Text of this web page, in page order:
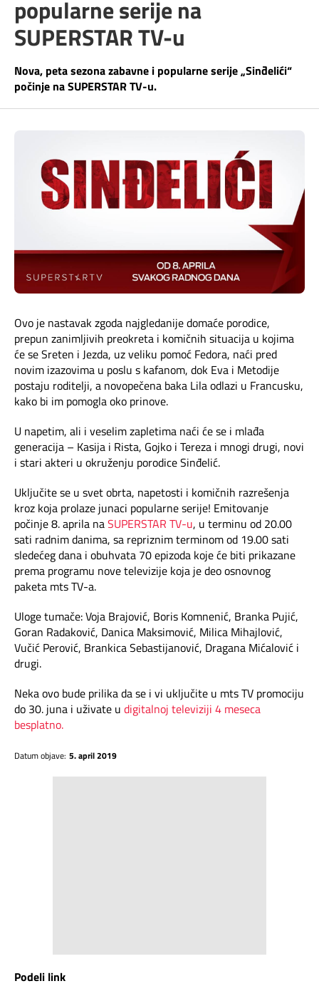
Pozivi ka inostranstvu
iris TV
Antena PLUS
Telefonski imenik
Samouslužni servisi
Dokumenta i uputstva
Kako do nas?
Rešavanje problema
Pokrivenost mreže
Mapa brzina
eRačun
Prilagođeno tebi
Putuj pametnije
popularne serije na
SUPERSTAR TV-u
Nova, peta sezona zabavne i popularne serije „Sinđelići“
počinje na SUPERSTAR TV-u.
Ovo je nastavak zgoda najgledanije domaće porodice,
prepun zanimljivih preokreta i komičnih situacija u kojima
će se Sreten i Jezda, uz veliku pomoć Fedora, naći pred
novim izazovima u poslu s kafanom, dok Eva i Metodije
postaju roditelji, a novopečena baka Lila odlazi u Francusku,
kako bi im pomogla oko prinove.
U napetim, ali i veselim zapletima naći će se i mlađa
generacija – Kasija i Rista, Gojko i Tereza i mnogi drugi, novi
i stari akteri u okruženju porodice Sinđelić.
Uključite se u svet obrta, napetosti i komičnih razrešenja
kroz koja prolaze junaci popularne serije! Emitovanje
počinje 8. aprila naSUPERSTAR TV-u, u terminu od 20.00
sati radnim danima, sa repriznim terminom od 19.00 sati
sledećeg dana i obuhvata 70 epizoda koje će biti prikazane
prema programu nove televizije koja je deo osnovnog
paketa mts TV-a.
Uloge tumače: Voja Brajović, Boris Komnenić, Branka Pujić,
Goran Radaković, Danica Maksimović, Milica Mihajlović,
Vučić Perović, Brankica Sebastijanović, Dragana Mićalović i
drugi.
Neka ovo bude prilika da se i vi uključite u mts TV promociju
do 30. juna i uživate u digitalnoj televiziji 4 meseca
besplatno.
Datum objave: 5. april 2019
Podeli link